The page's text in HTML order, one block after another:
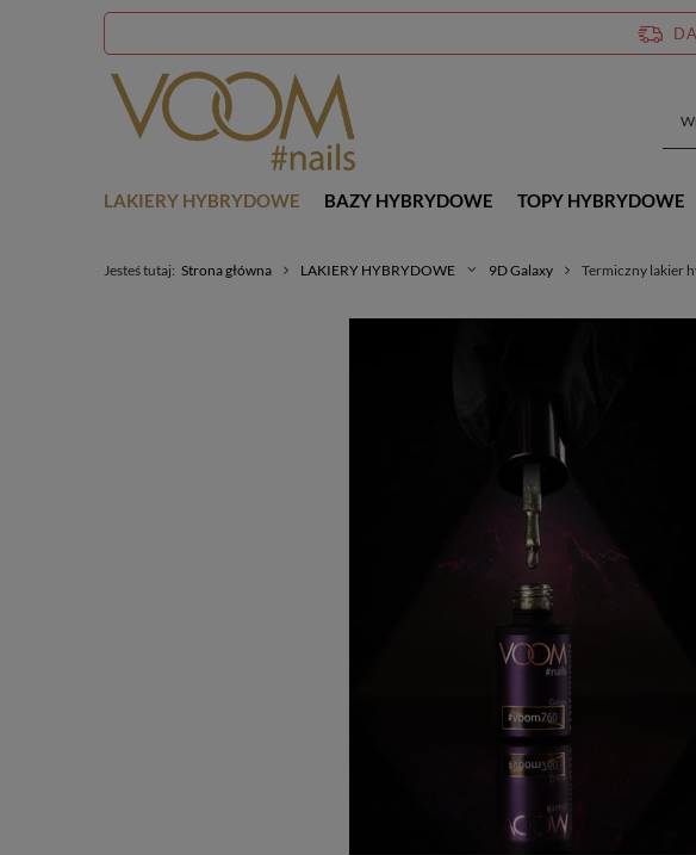
LAKIERY HYBRYDOWE BAZY HYBRYDOWE TOPY HYBRYDOWE
Jesteś tutaj: Strona główna LAKIERY HYBRYDOWE 9D Galaxy Termiczny lakier